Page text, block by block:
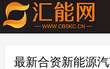
最新合资新能源